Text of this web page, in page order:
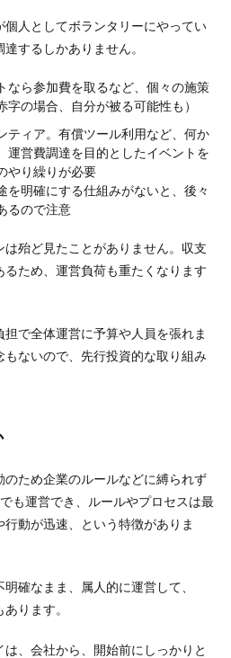
人としてボランタリーにやってい
するしかありません。
なら参加費を取るなど、個々の施策
の場合、自分が被る可能性も）
ティア。有償ツール利用など、何か
運営費調達を目的としたイベントを
やり繰りが必要
明確にする仕組みがないと、後々
るので注意
殆ど見たことがありません。収支
ため、運営負荷も重たくなります
で全体運営に予算や人員を張れま
ないので、先行投資的な取り組み
ため企業のルールなどに縛られず
も運営でき、ルールやプロセスは最
動が迅速、という特徴がありま
確なまま、属人的に運営して、
ります。
、会社から、開始前にしっかりと